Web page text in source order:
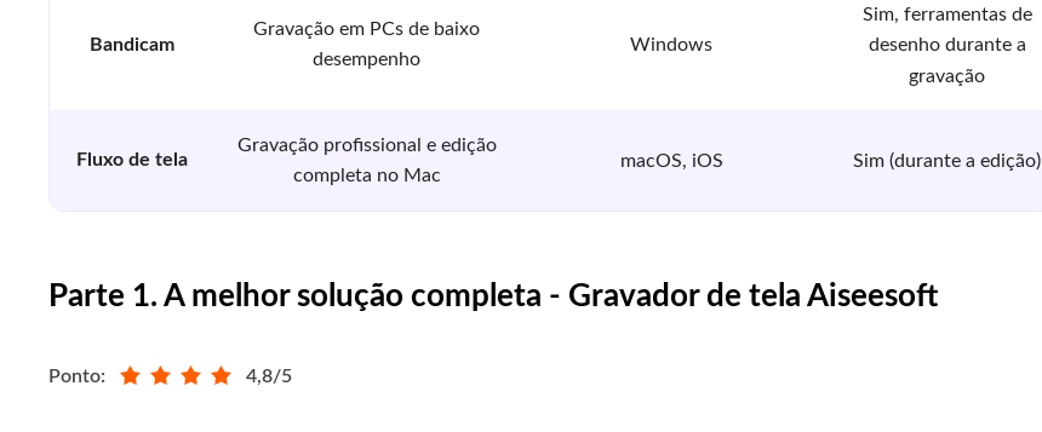
Bandicam
Gravação em PCs de baixo
desempenho
Windows
Sim, ferramentas de
desenho durante a
gravação
Fluxo de tela
Gravação profissional e edição
completa no Mac
macOS, iOS Sim (durante a edição)
Parte 1. A melhor solução completa - Gravador de tela Aiseesoft
Ponto: 4,8/5